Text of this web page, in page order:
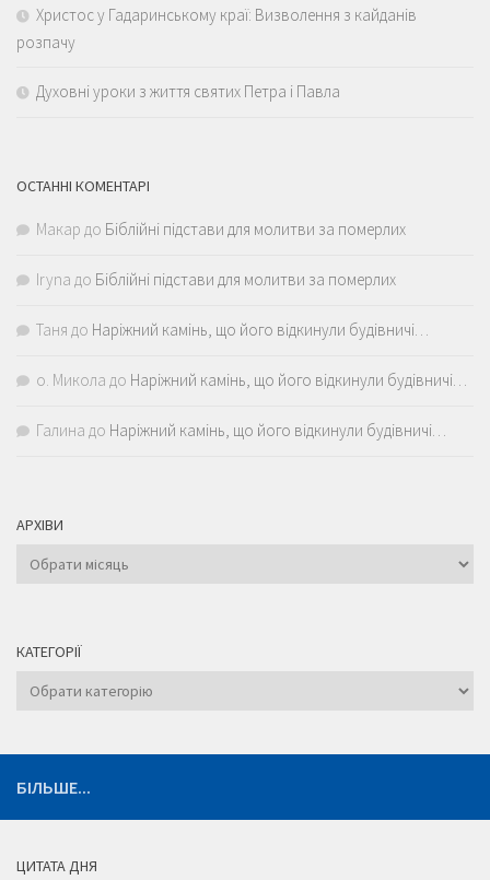
Христос у Гадаринському краї: Визволення з кайданів
розпачу
Духовні уроки з життя святих Петра і Павла
ОСТАННІ КОМЕНТАРІ
Макар до Біблійні підстави для молитви за померлих
Iryna до Біблійні підстави для молитви за померлих
Таня до Наріжний камінь, що його відкинули будівничі…
о. Микола до Наріжний камінь, що його відкинули будівничі…
Галина до Наріжний камінь, що його відкинули будівничі…
АРХІВИ
Архіви
КАТЕГОРІЇ
Категорії
БІЛЬШЕ...
ЦИТАТА ДНЯ